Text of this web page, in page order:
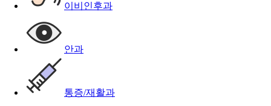
이비인후과
안과
통증/재활과